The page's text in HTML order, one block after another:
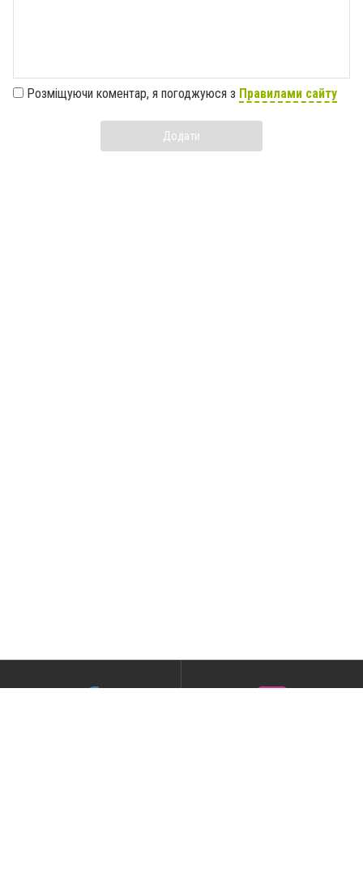
Розміщуючи коментар, я погоджуюся з Правилами сайту
Додати